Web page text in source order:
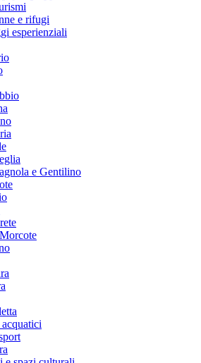
e rifugi
esperienziali
e Gentilino